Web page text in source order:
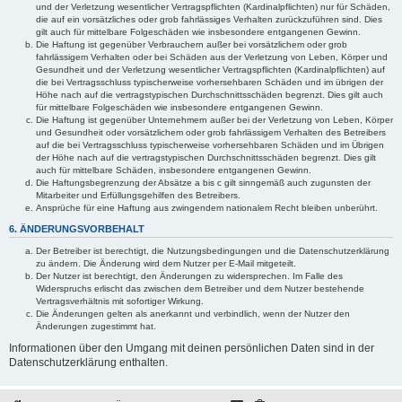
und der Verletzung wesentlicher Vertragspflichten (Kardinalpflichten) nur für Schäden,
die auf ein vorsätzliches oder grob fahrlässiges Verhalten zurückzuführen sind. Dies
gilt auch für mittelbare Folgeschäden wie insbesondere entgangenen Gewinn.
Die Haftung ist gegenüber Verbrauchern außer bei vorsätzlichem oder grob
fahrlässigem Verhalten oder bei Schäden aus der Verletzung von Leben, Körper und
Gesundheit und der Verletzung wesentlicher Vertragspflichten (Kardinalpflichten) auf
die bei Vertragsschluss typischerweise vorhersehbaren Schäden und im übrigen der
Höhe nach auf die vertragstypischen Durchschnittsschäden begrenzt. Dies gilt auch
für mittelbare Folgeschäden wie insbesondere entgangenen Gewinn.
Die Haftung ist gegenüber Unternehmern außer bei der Verletzung von Leben, Körper
und Gesundheit oder vorsätzlichem oder grob fahrlässigem Verhalten des Betreibers
auf die bei Vertragsschluss typischerweise vorhersehbaren Schäden und im Übrigen
der Höhe nach auf die vertragstypischen Durchschnittsschäden begrenzt. Dies gilt
auch für mittelbare Schäden, insbesondere entgangenen Gewinn.
Die Haftungsbegrenzung der Absätze a bis c gilt sinngemäß auch zugunsten der
Mitarbeiter und Erfüllungsgehilfen des Betreibers.
Ansprüche für eine Haftung aus zwingendem nationalem Recht bleiben unberührt.
6. ÄNDERUNGSVORBEHALT
Der Betreiber ist berechtigt, die Nutzungsbedingungen und die Datenschutzerklärung
zu ändern. Die Änderung wird dem Nutzer per E-Mail mitgeteilt.
Der Nutzer ist berechtigt, den Änderungen zu widersprechen. Im Falle des
Widerspruchs erlischt das zwischen dem Betreiber und dem Nutzer bestehende
Vertragsverhältnis mit sofortiger Wirkung.
Die Änderungen gelten als anerkannt und verbindlich, wenn der Nutzer den
Änderungen zugestimmt hat.
Informationen über den Umgang mit deinen persönlichen Daten sind in der
Datenschutzerklärung enthalten.